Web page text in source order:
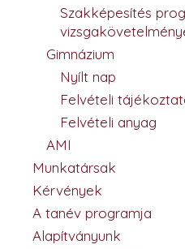
Szakképesítés
Gimnázium
Nyílt nap
Felvételi
Felvételi anyag
AMI
Munkatársak
Kérvények
A tanév programja
Alapítványunk